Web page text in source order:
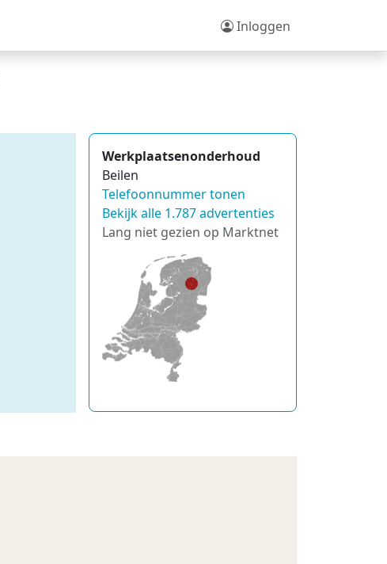
Inloggen
Werkplaatsenonderhoud
Beilen
Telefoonnummer tonen
Bekijk alle 1.787 advertenties
Lang niet gezien op Marktnet